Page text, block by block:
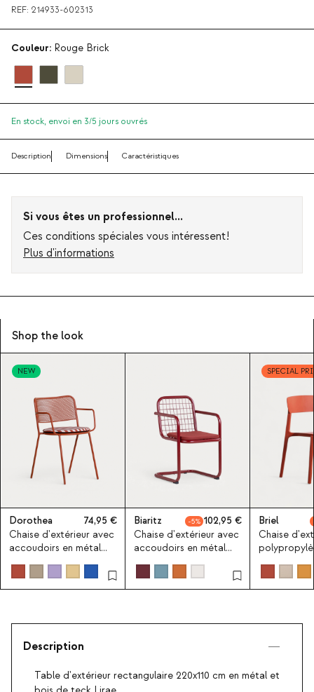
REF: 214933-602313
Couleur: Rouge Brick
En stock, envoi en 3/5 jours ouvrés
Description Dimensions Caractéristiques
Si vous êtes un professionnel...
Ces conditions spéciales vous intéressent!
Plus d'informations
Shop the look
NEW
Dorothea
74,95
Chaise d'extérieur avec
accoudoirs en métal
Dorothea
Biaritz 5
102,95
Chaise d'extérieur avec
accoudoirs en métal
Biaritz
SPECIAL
Briel
Chaise
Description
Table d'extérieur rectangulaire 220x110 cm en métal et